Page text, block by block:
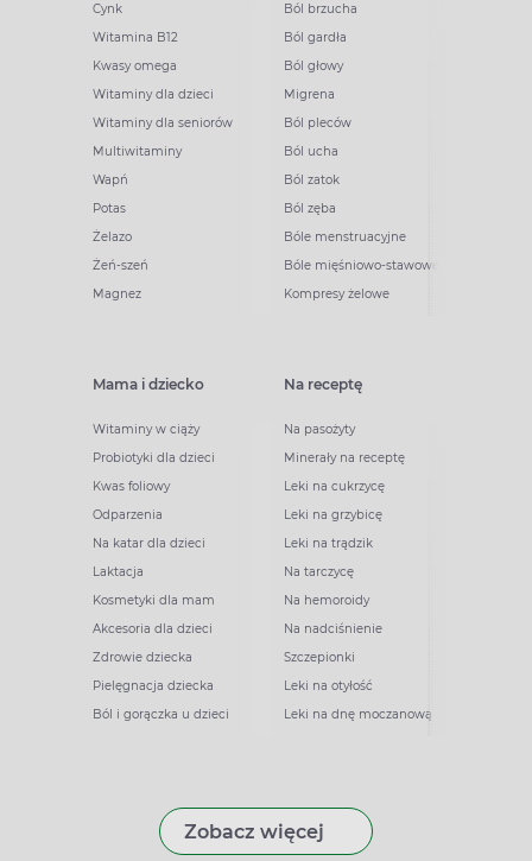
Cynk
Witamina B12
Kwasy omega
Witaminy dla dzieci
Witaminy dla seniorów
Multiwitaminy
Wapń
Potas
Żelazo
Żeń-szeń
Magnez
Ból brzucha
Ból gardła
Ból głowy
Migrena
Ból pleców
Ból ucha
Ból zatok
Ból zęba
Bóle menstruacyjne
Bóle mięśniowo-stawowe
Kompresy żelowe
Mama i dziecko
Witaminy w ciąży
Probiotyki dla dzieci
Kwas foliowy
Odparzenia
Na katar dla dzieci
Laktacja
Kosmetyki dla mam
Akcesoria dla dzieci
Zdrowie dziecka
Pielęgnacja dziecka
Ból i gorączka u dzieci
Na receptę
Na pasożyty
Minerały na receptę
Leki na cukrzycę
Leki na grzybicę
Leki na trądzik
Na tarczycę
Na hemoroidy
Na nadciśnienie
Szczepionki
Leki na otyłość
Leki na dnę moczanową
Zobacz więcej